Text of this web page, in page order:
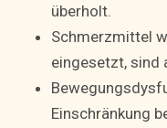
überholt.
Schmerzmittel
eingesetzt, sind
Einschränkung